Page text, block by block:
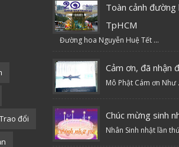
Trao đổi
Toàn cảnh
TpHCM
Đường hoa Nguyễn Huệ Tết ...
Cảm ơn, đã nhận
Mô Phật Cám ơn Như
Chúc mừng sinh
Nhân Sinh nhật lần